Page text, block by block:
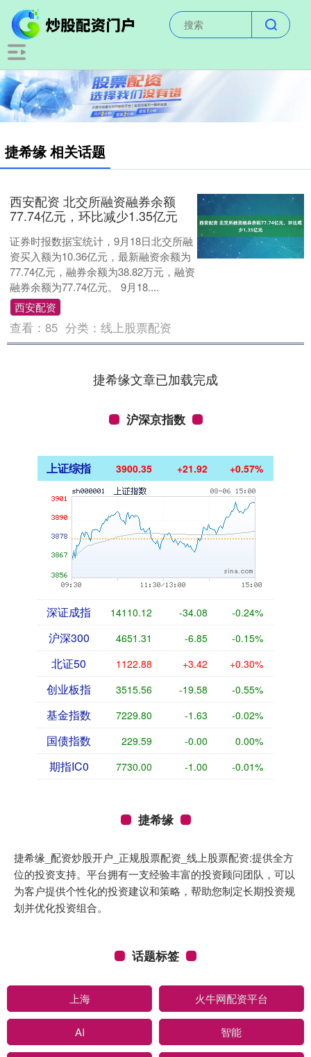
捷希缘 相关话题
西安配资 北交所融资融券余额
77.74亿元，环比减少1.35亿元
证券时报数据宝统计，9月18日北交所融
资买入额为10.36亿元，最新融资余额为
77.74亿元，融券余额为38.82万元，融资
融券余额为77.74亿元。 9月18....
西安配资
查看：85 分类：线上股票配资
捷希缘文章已加载完成
沪深京指数
上证综指 3900.35 +21.92 +0.57%
深证成指 14110.12 -34.08 -0.24%
沪深300 4651.31 -6.85 -0.15%
北证50 1122.88 +3.42 +0.30%
创业板指 3515.56 -19.58 -0.55%
基金指数 7229.80 -1.63 -0.02%
国债指数 229.59 -0.00 0.00%
期指IC0 7730.00 -1.00 -0.01%
捷希缘
捷希缘_配资炒股开户_正规股票配资_线上股票配资:提供全方
位的投资支持。平台拥有一支经验丰富的投资顾问团队，可以
为客户提供个性化的投资建议和策略，帮助您制定长期投资规
划并优化投资组合。
话题标签
上海 火牛网配资平台
AI 智能